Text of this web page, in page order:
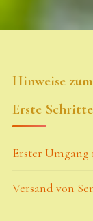
Hinweise
Erste Schritte
Erster Umgang
Versand von